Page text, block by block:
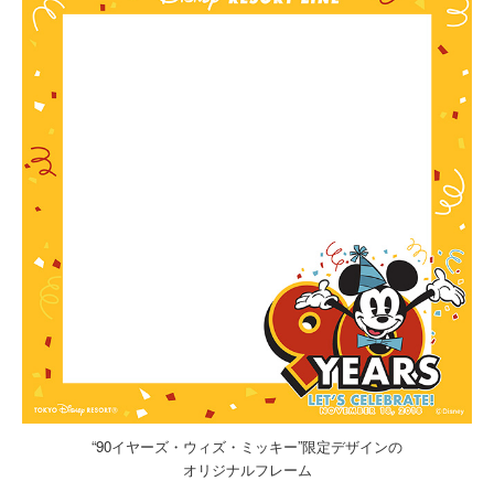
“90イヤーズ・ウィズ・ミッキー”限定デザインの
オリジナルフレーム